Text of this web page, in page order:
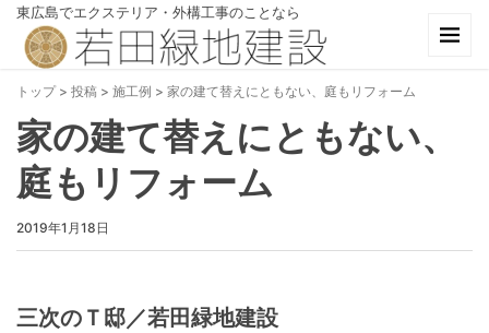
東広島でエクステリア・外構工事のことなら
トップ> 投稿 > 施工例 > 家の建て替えにともない、庭もリフォーム
家の建て替えにともない、
庭もリフォーム
2019年1月18日
三次のＴ邸／若田緑地建設